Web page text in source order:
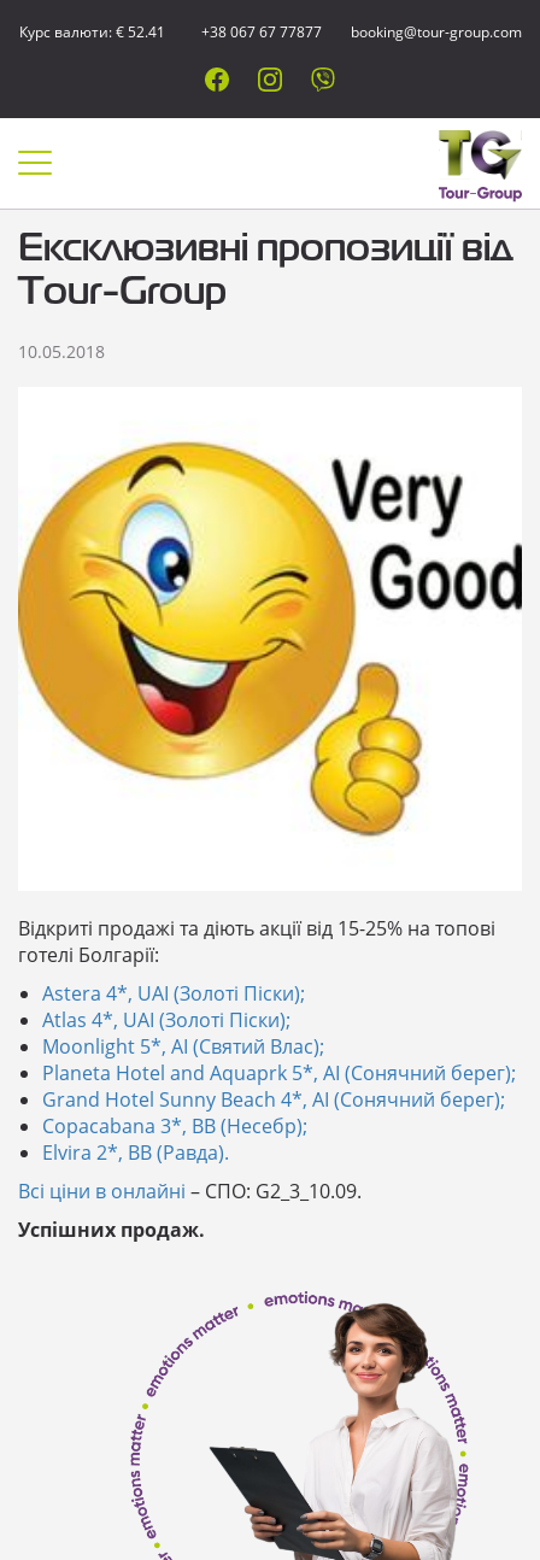
Курс валюти: € 52.41 +38 067 67 77877 booking@tour-group.com
Ексклюзивні пропозиції від
Tour-Group
10.05.2018
Відкриті продажі та діють акції від 15-25% на топові
готелі Болгарії:
Astera 4*, UAI (Золоті Піски);
Atlas 4*, UAI (Золоті Піски);
Moonlight 5*, AI (Святий Влас);
Planeta Hotel and Aquaprk 5*, AI (Сонячний берег);
Grand Hotel Sunny Beach 4*, AI (Сонячний берег);
Copacabana 3*, BB (Несебр);
Elvira 2*, ВВ (Равда).
Всі ціни в онлайні – СПО: G2_3_10.09.
Успішних продаж.